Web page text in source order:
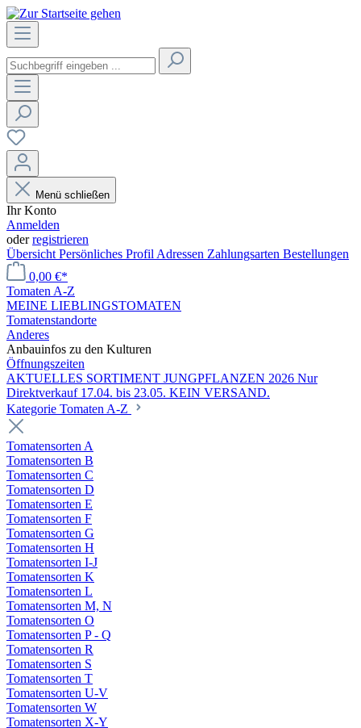
Menü schließen
Ihr Konto
Anmelden
oderregistrieren
Übersicht Persönliches Profil Adressen Zahlungsarten Bestellungen
0,00 €*
Tomaten A-Z
MEINE LIEBLINGSTOMATEN
Tomatenstandorte
Anderes
Anbauinfos zu den Kulturen
Öffnungszeiten
AKTUELLES SORTIMENT JUNGPFLANZEN 2026 Nur
Direktverkauf 17.04. bis 23.05. KEIN VERSAND.
Kategorie Tomaten A-Z
Tomatensorten A
Tomatensorten B
Tomatensorten C
Tomatensorten D
Tomatensorten E
Tomatensorten F
Tomatensorten G
Tomatensorten H
Tomatensorten I-J
Tomatensorten K
Tomatensorten L
Tomatensorten M, N
Tomatensorten O
Tomatensorten P - Q
Tomatensorten R
Tomatensorten S
Tomatensorten T
Tomatensorten U-V
Tomatensorten W
Tomatensorten X-Y